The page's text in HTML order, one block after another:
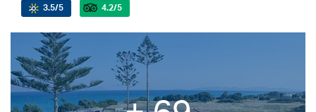
3.5/5 4.2/5